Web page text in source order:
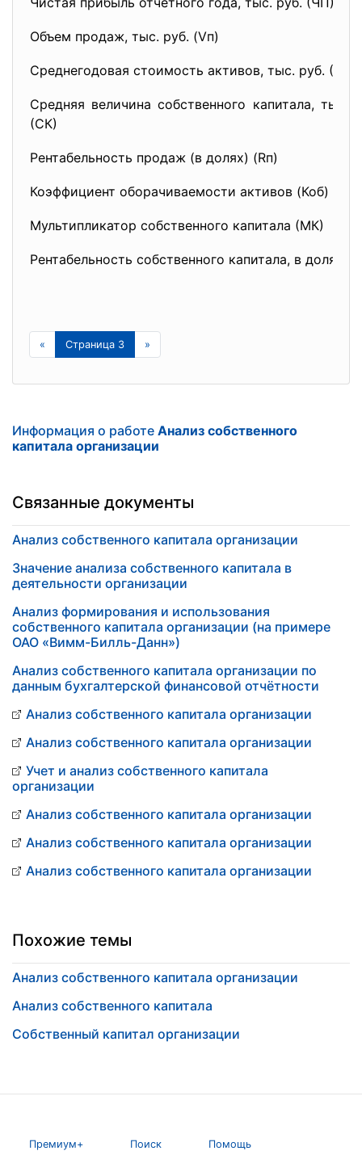
Объем продаж, тыс. руб. (Vп)
Среднегодовая стоимость активов, тыс. руб. (А)
Средняя величина собственного капитала, тыс.
(СК)
Рентабельность продаж (в долях) (Rп)
Коэффициент оборачиваемости активов (Коб)
Мультипликатор собственного капитала (МК)
Рентабельность собственного капитала, в долях
« Страница 3 »
Информация о работе Анализ собственного
капитала организации
Связанные документы
Анализ собственного капитала организации
Значение анализа собственного капитала в
деятельности организации
Анализ формирования и использования
собственного капитала организации (на примере
ОАО «Вимм-Билль-Данн»)
Анализ собственного капитала организации по
данным бухгалтерской финансовой отчётности
Анализ собственного капитала организации
Анализ собственного капитала организации
Учет и анализ собственного капитала
организации
Анализ собственного капитала организации
Анализ собственного капитала организации
Анализ собственного капитала организации
Похожие темы
Анализ собственного капитала организации
Анализ собственного капитала
Собственный капитал организации
Премиум+ Поиск Помощь